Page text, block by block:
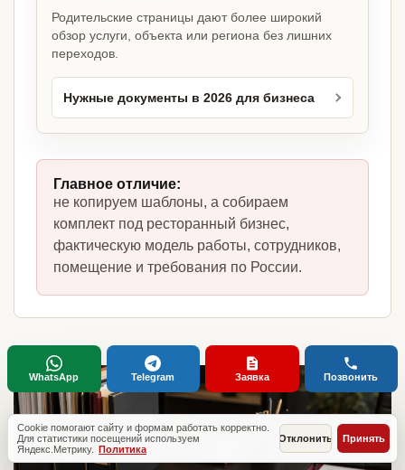
Родительские страницы дают более широкий
обзор услуги, объекта или региона без лишних
переходов.
Нужные документы в 2026 для бизнеса
Главное отличие:
не копируем шаблоны, а собираем
комплект под ресторанный бизнес,
фактическую модель работы, сотрудников,
помещение и требования по России.
Cookie помогают сайту и формам работать корректно.
Для статистики посещений используем
Яндекс.Метрику. Политика
Отклонить Принять
WhatsApp Telegram Заявка Позвонить